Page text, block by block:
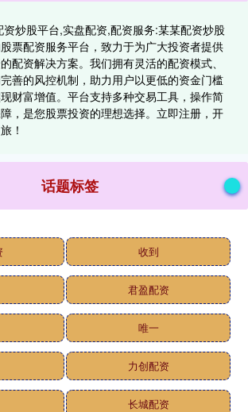
炒股平台,实盘配资,配资服务:某某配资炒股
票配资服务平台，致力于为广大投资者提供
配资解决方案。我们拥有灵活的配资模式、
善的风控机制，助力用户以更低的资金门槛
财富增值。平台支持多种交易工具，操作简
，是您股票投资的理想选择。立即注册，开
！
话题标签
收到
君盈配资
唯一
力创配资
长城配资